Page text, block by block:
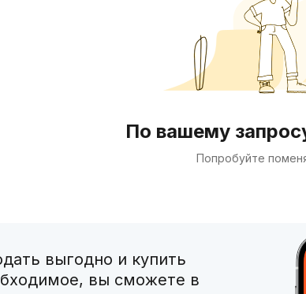
По вашему
Попробуйте
выгодно и купить
вы сможете в